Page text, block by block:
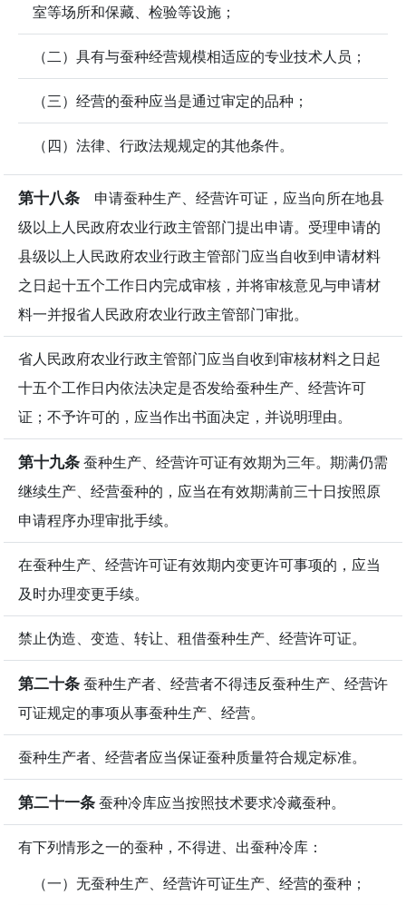
室等场所和保藏、检验等设施；
（二）具有与蚕种经营规模相适应的专业技术人员；
（三）经营的蚕种应当是通过审定的品种；
（四）法律、行政法规规定的其他条件。
第十八条 申请蚕种生产、经营许可证，应当向所在地县
级以上人民政府农业行政主管部门提出申请。受理申请的
县级以上人民政府农业行政主管部门应当自收到申请材料
之日起十五个工作日内完成审核，并将审核意见与申请材
料一并报省人民政府农业行政主管部门审批。
省人民政府农业行政主管部门应当自收到审核材料之日起
十五个工作日内依法决定是否发给蚕种生产、经营许可
证；不予许可的，应当作出书面决定，并说明理由。
第十九条蚕种生产、经营许可证有效期为三年。期满仍需
继续生产、经营蚕种的，应当在有效期满前三十日按照原
申请程序办理审批手续。
在蚕种生产、经营许可证有效期内变更许可事项的，应当
及时办理变更手续。
禁止伪造、变造、转让、租借蚕种生产、经营许可证。
第二十条蚕种生产者、经营者不得违反蚕种生产、经营许
可证规定的事项从事蚕种生产、经营。
蚕种生产者、经营者应当保证蚕种质量符合规定标准。
第二十一条蚕种冷库应当按照技术要求冷藏蚕种。
有下列情形之一的蚕种，不得进、出蚕种冷库：
（一）无蚕种生产、经营许可证生产、经营的蚕种；